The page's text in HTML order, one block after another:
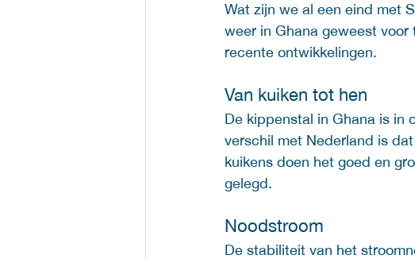
Wat zijn we al een eind met
weer in Ghana geweest
recente ontwikkelingen.
Van kuiken tot hen
De kippenstal in Ghana is in
verschil met Nederland is
kuikens doen het goed en
gelegd.
Noodstroom
De stabiliteit van het